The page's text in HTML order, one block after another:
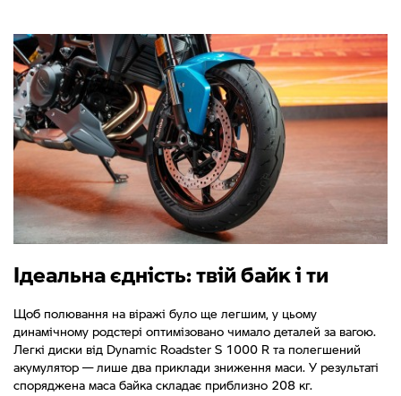
Ідеальна єдність: твій байк і ти
Щоб полювання на віражі було ще легшим, у цьому
динамічному родстері оптимізовано чимало деталей за вагою.
Легкі диски від Dynamic Roadster S 1000 R та полегшений
акумулятор — лише два приклади зниження маси. У результаті
споряджена маса байка складає приблизно 208 кг.